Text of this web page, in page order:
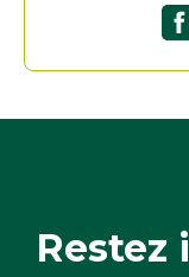
Restez